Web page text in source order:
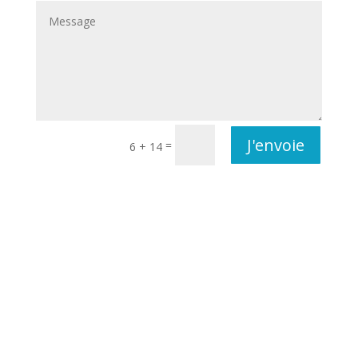
6 + 14 = J'envoie